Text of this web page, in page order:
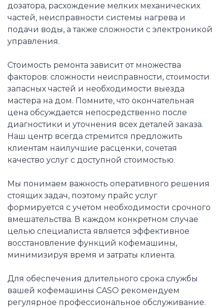
дозатора, расхождение мелких механических
частей, неисправности системы нагрева и
подачи воды, а также сложности с электроникой
управления.
Стоимость ремонта зависит от множества
факторов: сложности неисправности, стоимости
запасных частей и необходимости выезда
мастера на дом. Помните, что окончательная
цена обсуждается непосредственно после
диагностики и уточнения всех деталей заказа.
Наш центр всегда стремится предложить
клиентам наилучшие расценки, сочетая
качество услуг с доступной стоимостью.
Мы понимаем важность оперативного решения
стоящих задач, поэтому прайс услуг
формируется с учетом необходимости срочного
вмешательства. В каждом конкретном случае
целью специалиста является эффективное
восстановление функций кофемашины,
минимизируя время и затраты клиента.
Для обеспечения длительного срока службы
вашей кофемашины CASO рекомендуем
регулярное профессиональное обслуживание.